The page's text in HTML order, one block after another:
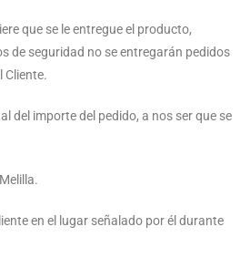
que se le entregue el producto,
de seguridad no se entregarán pedidos
Cliente.
del importe del pedido, a nos ser que se
en el lugar señalado por él durante